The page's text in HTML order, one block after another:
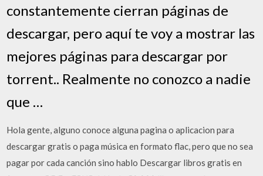
constantemente cierran páginas de
descargar, pero aquí te voy a mostrar las
mejores páginas para descargar por
torrent.. Realmente no conozco a nadie
que …
Hola gente, alguno conoce alguna pagina o aplicacion para
descargar gratis o paga música en formato flac, pero que no sea
pagar por cada canción sino hablo Descargar libros gratis en